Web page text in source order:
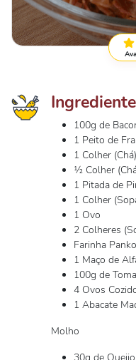
100g de
1 Peito de
1 Colher
½ Colher
1 Pitada de
1 Colher
1 Ovo
2 Colheres
Farinha
1 Maço de
100g de
4 Ovos
1 Abacate
Molho